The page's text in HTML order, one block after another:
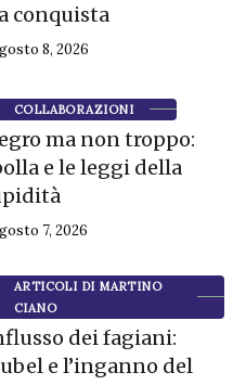
conquista
8, 2026
COLLABORAZIONI
ma non troppo:
e le leggi della
7, 2026
ARTICOLI DI MARTINO
CIANO
dei fagiani:
e l’inganno del